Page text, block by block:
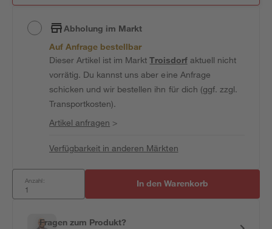
Abholung im Markt
Auf Anfrage bestellbar
Dieser Artikel ist im MarktTroisdorfaktuell nicht
vorrätig. Du kannst uns aber eine Anfrage
schicken und wir bestellen ihn für dich (ggf. zzgl.
Transportkosten).
Artikel anfragen >
Verfügbarkeit in anderen Märkten
Anzahl: In den Warenkorb
Fragen zum Produkt?